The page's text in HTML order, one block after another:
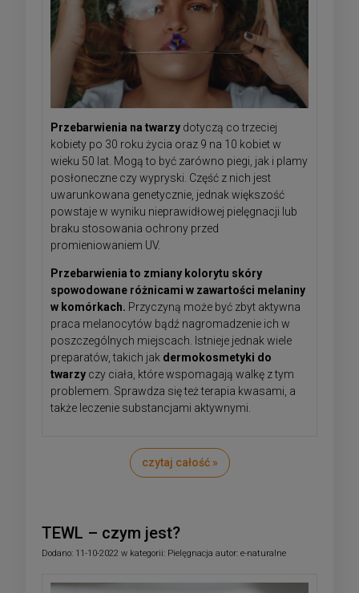
Przebarwienia na twarzy dotyczą co trzeciej
kobiety po 30 roku życia oraz 9 na 10 kobiet w
wieku 50 lat. Mogą to być zarówno piegi, jak i plamy
posłoneczne czy wypryski. Część z nich jest
uwarunkowana genetycznie, jednak większość
powstaje w wyniku nieprawidłowej pielęgnacji lub
braku stosowania ochrony przed
promieniowaniem UV.
Przebarwienia to zmiany kolorytu skóry
spowodowane różnicami w zawartości melaniny
w komórkach. Przyczyną może być zbyt aktywna
praca melanocytów bądź nagromadzenie ich w
poszczególnych miejscach. Istnieje jednak wiele
preparatów, takich jak dermokosmetyki do
twarzy czy ciała, które wspomagają walkę z tym
problemem. Sprawdza się też terapia kwasami, a
także leczenie substancjami aktywnymi.
czytaj całość »
TEWL – czym jest?
Dodano: 11-10-2022 w kategorii: Pielęgnacja autor: e-naturalne